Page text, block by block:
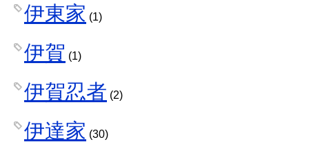
伊東家 (1)
伊賀 (1)
伊賀忍者 (2)
伊達家 (30)